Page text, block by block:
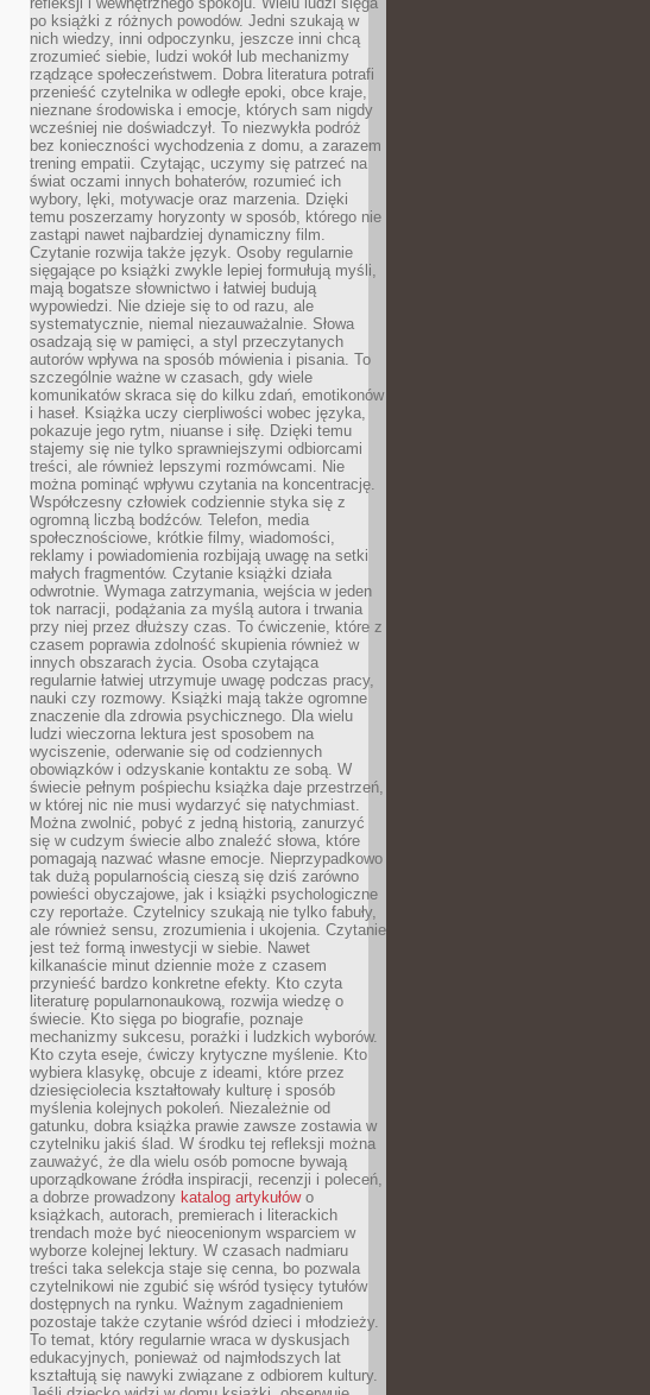
po książki z różnych powodów. Jedni szukają w
nich wiedzy, inni odpoczynku, jeszcze inni chcą
zrozumieć siebie, ludzi wokół lub mechanizmy
rządzące społeczeństwem. Dobra literatura potrafi
przenieść czytelnika w odległe epoki, obce kraje,
nieznane środowiska i emocje, których sam nigdy
wcześniej nie doświadczył. To niezwykła podróż
bez konieczności wychodzenia z domu, a zarazem
trening empatii. Czytając, uczymy się patrzeć na
świat oczami innych bohaterów, rozumieć ich
wybory, lęki, motywacje oraz marzenia. Dzięki
temu poszerzamy horyzonty w sposób, którego nie
zastąpi nawet najbardziej dynamiczny film.
Czytanie rozwija także język. Osoby regularnie
sięgające po książki zwykle lepiej formułują myśli,
mają bogatsze słownictwo i łatwiej budują
wypowiedzi. Nie dzieje się to od razu, ale
systematycznie, niemal niezauważalnie. Słowa
osadzają się w pamięci, a styl przeczytanych
autorów wpływa na sposób mówienia i pisania. To
szczególnie ważne w czasach, gdy wiele
komunikatów skraca się do kilku zdań, emotikonów
i haseł. Książka uczy cierpliwości wobec języka,
pokazuje jego rytm, niuanse i siłę. Dzięki temu
stajemy się nie tylko sprawniejszymi odbiorcami
treści, ale również lepszymi rozmówcami. Nie
można pominąć wpływu czytania na koncentrację.
Współczesny człowiek codziennie styka się z
ogromną liczbą bodźców. Telefon, media
społecznościowe, krótkie filmy, wiadomości,
reklamy i powiadomienia rozbijają uwagę na setki
małych fragmentów. Czytanie książki działa
odwrotnie. Wymaga zatrzymania, wejścia w jeden
tok narracji, podążania za myślą autora i trwania
przy niej przez dłuższy czas. To ćwiczenie, które z
czasem poprawia zdolność skupienia również w
innych obszarach życia. Osoba czytająca
regularnie łatwiej utrzymuje uwagę podczas pracy,
nauki czy rozmowy. Książki mają także ogromne
znaczenie dla zdrowia psychicznego. Dla wielu
ludzi wieczorna lektura jest sposobem na
wyciszenie, oderwanie się od codziennych
obowiązków i odzyskanie kontaktu ze sobą. W
świecie pełnym pośpiechu książka daje przestrzeń,
w której nic nie musi wydarzyć się natychmiast.
Można zwolnić, pobyć z jedną historią, zanurzyć
się w cudzym świecie albo znaleźć słowa, które
pomagają nazwać własne emocje. Nieprzypadkowo
tak dużą popularnością cieszą się dziś zarówno
powieści obyczajowe, jak i książki psychologiczne
czy reportaże. Czytelnicy szukają nie tylko fabuły,
ale również sensu, zrozumienia i ukojenia. Czytanie
jest też formą inwestycji w siebie. Nawet
kilkanaście minut dziennie może z czasem
przynieść bardzo konkretne efekty. Kto czyta
literaturę popularnonaukową, rozwija wiedzę o
świecie. Kto sięga po biografie, poznaje
mechanizmy sukcesu, porażki i ludzkich wyborów.
Kto czyta eseje, ćwiczy krytyczne myślenie. Kto
wybiera klasykę, obcuje z ideami, które przez
dziesięciolecia kształtowały kulturę i sposób
myślenia kolejnych pokoleń. Niezależnie od
gatunku, dobra książka prawie zawsze zostawia w
czytelniku jakiś ślad. W środku tej refleksji można
zauważyć, że dla wielu osób pomocne bywają
uporządkowane źródła inspiracji, recenzji i poleceń,
a dobrze prowadzony katalog artykułówo
książkach, autorach, premierach i literackich
trendach może być nieocenionym wsparciem w
wyborze kolejnej lektury. W czasach nadmiaru
treści taka selekcja staje się cenna, bo pozwala
czytelnikowi nie zgubić się wśród tysięcy tytułów
dostępnych na rynku. Ważnym zagadnieniem
pozostaje także czytanie wśród dzieci i młodzieży.
To temat, który regularnie wraca w dyskusjach
edukacyjnych, ponieważ od najmłodszych lat
kształtują się nawyki związane z odbiorem kultury.